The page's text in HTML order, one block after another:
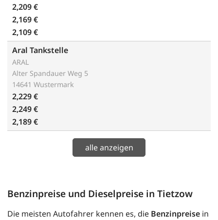
2,209 €
2,169 €
2,109 €
Aral Tankstelle
ARAL
Alter Spandauer Weg 5
14641 Wustermark
2,229 €
2,249 €
2,189 €
alle anzeigen
Benzinpreise und Dieselpreise in Tietzow
Die meisten Autofahrer kennen es, die Benzinpreise in